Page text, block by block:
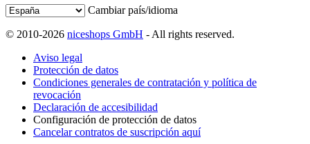
Cambiar país/idioma
© 2010-2026 niceshops GmbH - All rights reserved.
Aviso legal
Protección de datos
Condiciones generales de contratación y política de
revocación
Declaración de accesibilidad
Configuración de protección de datos
Cancelar contratos de suscripción aquí